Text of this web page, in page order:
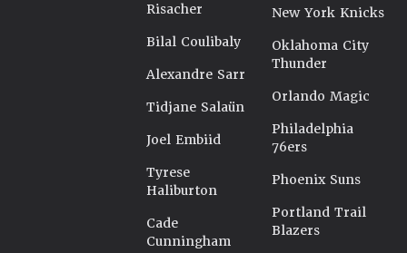
Risacher
Bilal Coulibaly
Alexandre Sarr
Tidjane Salaün
Joel Embiid
Tyrese
Haliburton
Cade
Cunningham
New York Knicks
Oklahoma City
Thunder
Orlando Magic
Philadelphia
76ers
Phoenix Suns
Portland Trail
Blazers